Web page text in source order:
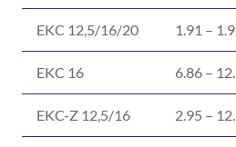
EKC 12,5/16/20 1.91 –
EKC 16 6.86 –
EKC-Z 12,5/16 2.95 –